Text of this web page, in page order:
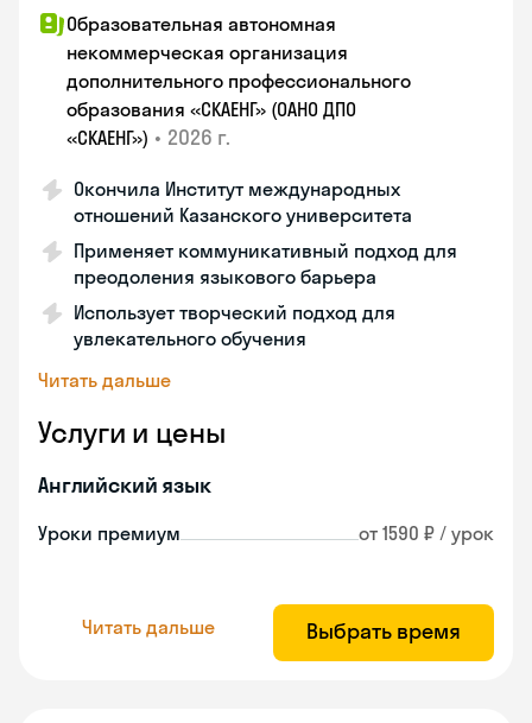
Образовательная автономная
некоммерческая организация
дополнительного профессионального
образования «СКАЕНГ» (ОАНО ДПО
«СКАЕНГ») • 2026 г.
Окончила Институт международных
отношений Казанского университета
Применяет коммуникативный подход для
преодоления языкового барьера
Использует творческий подход для
увлекательного обучения
Читать дальше
Услуги и цены
Английский язык
Уроки премиум от 1590 ₽ / урок
Читать дальше Выбрать время